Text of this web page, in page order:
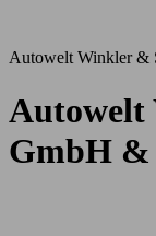
Autowelt Winkler &
Autowelt
GmbH